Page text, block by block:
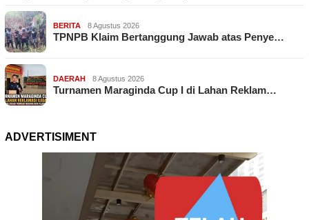
BERITA 8 Agustus 2026
TPNPB Klaim Bertanggung Jawab atas Penye…
DAERAH 8 Agustus 2026
Turnamen Maraginda Cup I di Lahan Reklam…
ADVERTISIMENT